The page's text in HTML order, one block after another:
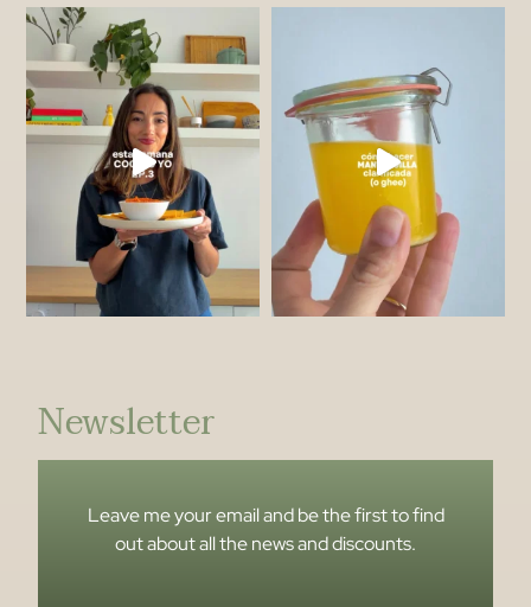
Newsletter
Leave me your email and be the first to find
out about all the news and discounts.